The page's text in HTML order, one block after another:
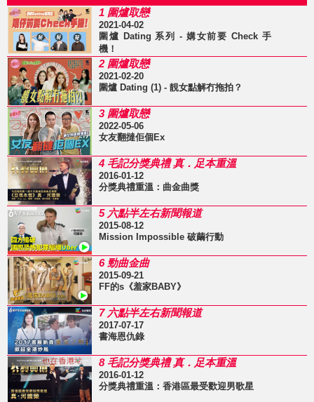
1 圍爐取戀
2021-04-02
圍爐 Dating 系列 - 媾女前要 Check 手
機！
2 圍爐取戀
2021-02-20
圍爐 Dating (1) - 靚女點解冇拖拍？
3 圍爐取戀
2022-05-06
女友翻撻佢個Ex
4 毛記分獎典禮 真．足本重溫
2016-01-12
分獎典禮重溫：曲金曲獎
5 六點半左右新聞報道
2015-08-12
Mission Impossible 破繭行動
6 勁曲金曲
2015-09-21
FF的s《羞家BABY》
7 六點半左右新聞報道
2017-07-17
書海恩仇錄
8 毛記分獎典禮 真．足本重溫
2016-01-12
分獎典禮重溫：香港區最受歡迎男歌星